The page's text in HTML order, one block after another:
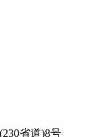
省道)8号